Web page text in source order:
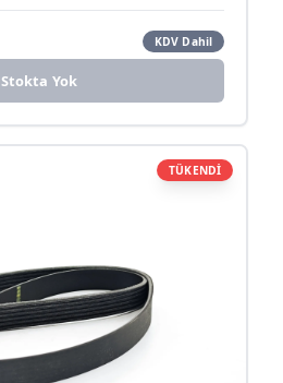
KDV Dahil
Stokta Yok
TÜKENDİ